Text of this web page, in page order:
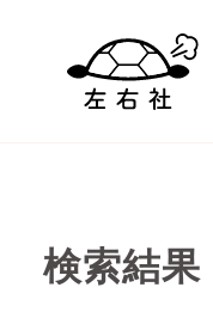
検索結果